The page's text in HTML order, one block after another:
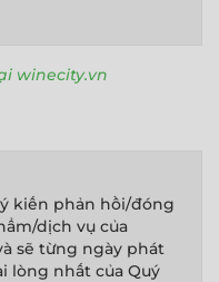
winecity.vn
kiến phản hồi/đóng
dịch vụ của
sẽ từng ngày phát
lòng nhất của Quý